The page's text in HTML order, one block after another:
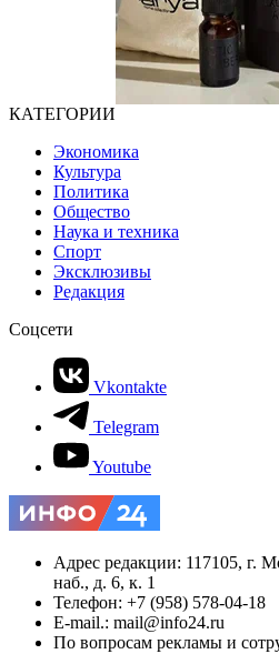
КАТЕГОРИИ
Экономика
Культура
Политика
Общество
Наука и техника
Спорт
Эксклюзивы
Редакция
Соцсети
Vkontakte
Telegram
Youtube
Адрес редакции: 117105, г.
наб., д. 6, к. 1
Телефон: +7 (958) 578-04-18
E-mail.: mail@info24.ru
По вопросам рекламы и